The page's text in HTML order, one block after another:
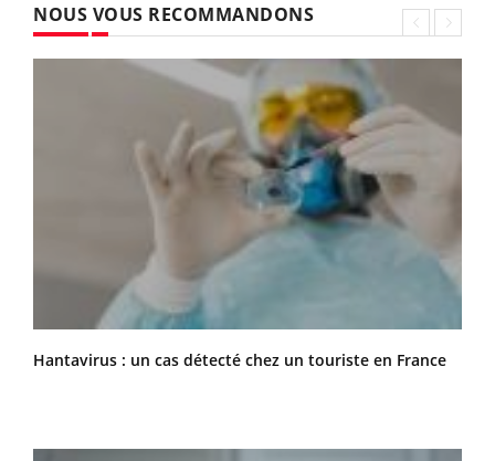
NOUS VOUS RECOMMANDONS
Hantavirus : un cas détecté chez un touriste en France